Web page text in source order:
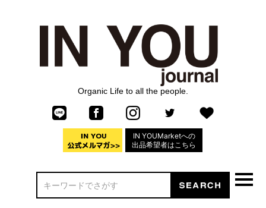
Organic Life to all the people.
IN YOUMarketへの
出品希望者はこちら